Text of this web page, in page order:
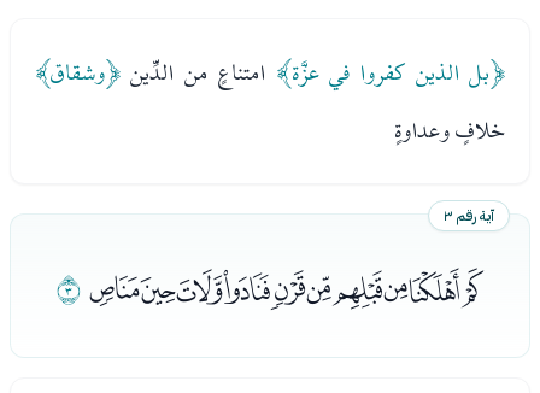
﴿بل الذين كفروا في عزَّة﴾ امتناعٍ من الدِّين ﴿وشقاق﴾
خلافٍ وعداوةٍ
آية رقم ٣
ﭞﭟﭠﭡﭢﭣﭤﭥﭦﭧﭨ